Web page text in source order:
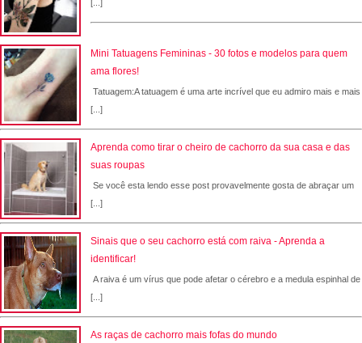
[...]
Mini Tatuagens Femininas - 30 fotos e modelos para quem
ama flores!
Tatuagem:A tatuagem é uma arte incrível que eu admiro mais e mais
[...]
Aprenda como tirar o cheiro de cachorro da sua casa e das
suas roupas
Se você esta lendo esse post provavelmente gosta de abraçar um
[...]
Sinais que o seu cachorro está com raiva - Aprenda a
identificar!
A raiva é um vírus que pode afetar o cérebro e a medula espinhal de
[...]
As raças de cachorro mais fofas do mundo